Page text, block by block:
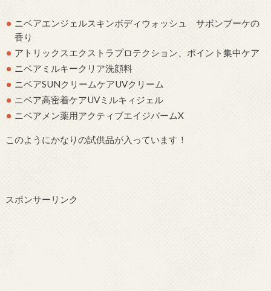
ニベアエンジェルスキンボディウォッシュ サボンブーケの
香り
アトリックスエクストラプロテクション、ポイント集中ケア
ニベアミルキークリア洗顔料
ニベアSUNクリームケアUVクリーム
ニベア高密着ケアUVミルキィジェル
ニベアメン薬用アクティブエイジバームX
このようにかなりの試供品が入っています！
スポンサーリンク